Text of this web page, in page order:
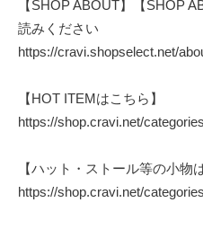
【SHOP ABOUT】【SHOP
読みください
https://cravi.shopselect.net/
【HOT ITEMはこちら】
https://shop.cravi.net/
【ハット・ストール等の小物
https://shop.cravi.net/